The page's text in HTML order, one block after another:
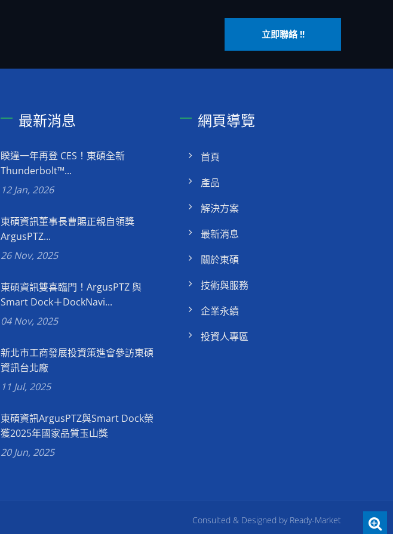
立即聯絡 !!
最新消息
睽違一年再登 CES！東碩全新
Thunderbolt™...
12 Jan, 2026
東碩資訊董事長曹賜正親自領獎
ArgusPTZ...
26 Nov, 2025
東碩資訊雙喜臨門！ArgusPTZ 與
Smart Dock＋DockNavi...
04 Nov, 2025
新北市工商發展投資策進會參訪東碩
資訊台北廠
11 Jul, 2025
東碩資訊ArgusPTZ與Smart Dock榮
獲2025年國家品質玉山獎
20 Jun, 2025
網頁導覽
首頁
產品
解決方案
最新消息
關於東碩
技術與服務
企業永續
投資人專區
Consulted & Designed by Ready-Market